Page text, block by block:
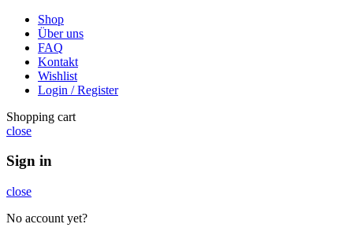
Shop
Über uns
FAQ
Kontakt
Wishlist
Login / Register
Shopping cart
close
Sign in
close
No account yet?